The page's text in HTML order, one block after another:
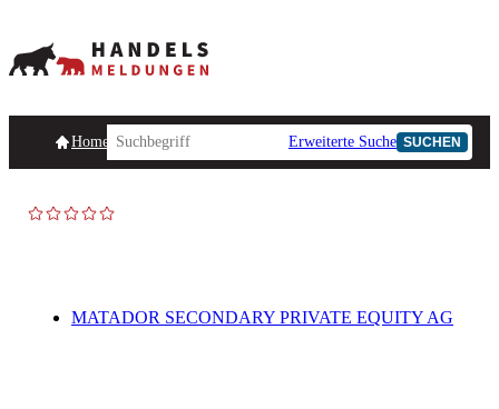
HomepageHandelsmeldungen Ad-Hoc-Meldungen
Erweiterte Suche SUCHEN
MATADOR SECONDARY PRIVATE EQUITY AG